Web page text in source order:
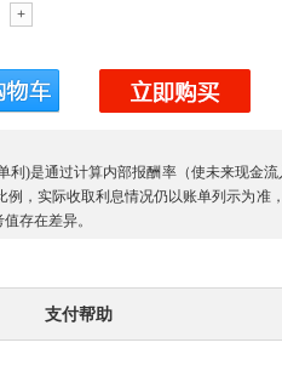
+
利)是通过计算内部报酬率（使未来现金
例，实际收取利息情况仍以账单列示为准
存在差异。
支付帮助